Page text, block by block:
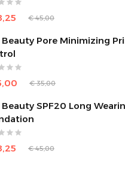
€ 45,00
Beauty Pore Minimizing
€ 35,00
Beauty SPF20 Long
€ 45,00